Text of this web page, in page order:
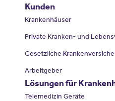
Kunden
Krankenhäuser
Private Kranken- und
Gesetzliche
Arbeitgeber
Lösungen für
Telemedizin Geräte